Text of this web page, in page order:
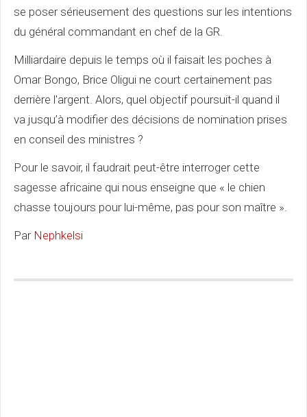
se poser sérieusement des questions sur les intentions
du général commandant en chef de la GR.
Milliardaire depuis le temps où il faisait les poches à
Omar Bongo, Brice Oligui ne court certainement pas
derrière l'argent. Alors, quel objectif poursuit-il quand il
va jusqu’à modifier des décisions de nomination prises
en conseil des ministres ?
Pour le savoir, il faudrait peut-être interroger cette
sagesse africaine qui nous enseigne que « le chien
chasse toujours pour lui-même, pas pour son maître ».
Par Nephkelsi